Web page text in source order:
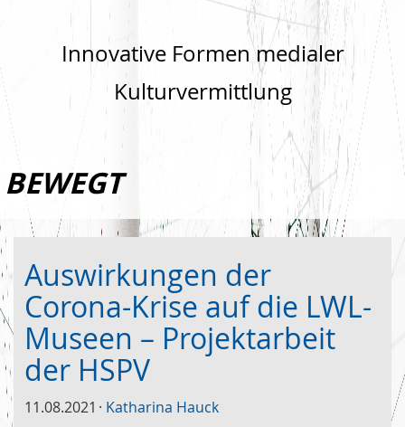
Innovative Formen medialer
Kulturvermittlung
BEWEGT
Auswirkungen der
Corona-Krise auf die LWL-
Museen – Projektarbeit
der HSPV
11.08.2021
Katharina Hauck